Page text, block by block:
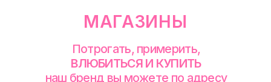
+7 (922) 030-63-11